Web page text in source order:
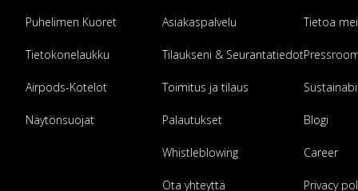
Puhelimen Kuoret
Tietokonelaukku
Airpods-Kotelot
Näytönsuojat
Asiakaspalvelu
Tilaukseni & Seurantatiedot
Toimitus ja tilaus
Palautukset
Whistleblowing
Ota yhteyttä
Tietoa
Blogi
Career
Privacy